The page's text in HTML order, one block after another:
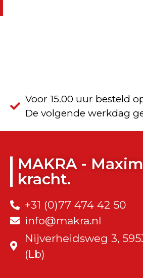
Voor 15.00 uur besteld
De volgende werkdag
MAKRA -
kracht.
+31 (0)77 474 42 50
info@makra.nl
Nijverheidsweg 3,
(Lb)